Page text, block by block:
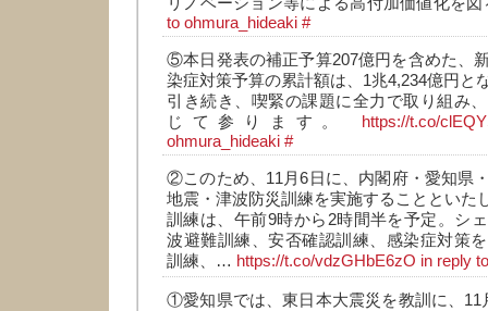
to ohmura_hideaki #
⑤本日発表の補正予算207億円を含めた、
染症対策予算の累計額は、1兆4,234億円と
引き続き、喫緊の課題に全力で取り組み
じて参ります。
https://t.co/
ohmura_hideaki #
②このため、11月6日に、内閣府・愛知県
地震・津波防災訓練を実施することといた
訓練は、午前9時から2時間半を予定。シ
波避難訓練、安否確認訓練、感染症対策
訓練、… https://t.co/vdzGHbE6zO in reply
①愛知県では、東日本大震災を教訓に、11